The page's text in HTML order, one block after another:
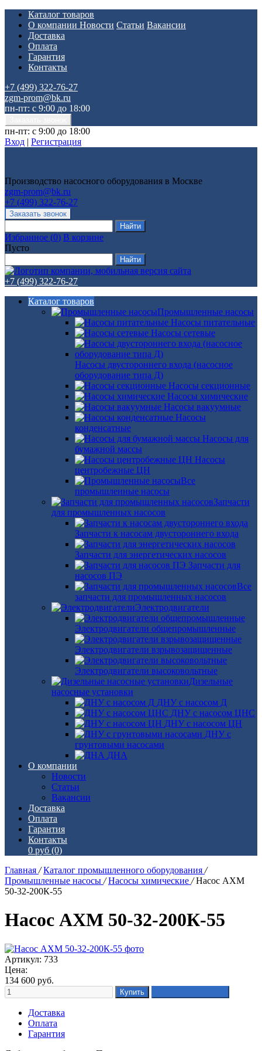
Каталог товаров
О компании Новости Статьи Вакансии
Доставка
Оплата
Гарантия
Контакты
+7 (499) 322-76-27
zgm-prom@bk.ru
пн-пт: с 9:00 до 18:00
пн-пт: с 9:00 до 18:00
Вход | Регистрация
Производство насосного оборудования в Москве
zgm-prom@bk.ru
+7 (499) 322-76-27
Избранное (0) В корзине
Пусто
+7 (499) 322-76-27
Каталог товаров
Промышленные насосы
Насосы питательные
Насосы сетевые
Насосы двустороннего входа (насосное
оборудование типа Д)
Насосы секционные
Насосы химические
Насосы вакуумные
Насосы
конденсатные
Насосы для
бумажной массы
Насосы
центробежные ЦН
Все
промышленные насосы
Запчасти
для промышленных насосов
Запчасти к насосам двустороннего входа
Запчасти для энергетических насосов
Запчасти для
насосов ПЭ
Все
запчасти для промышленных насосов
Электродвигатели
Электродвигатели общепромышленные
Электродвигатели взрывозащищенные
Электродвигатели высоковольтные
Дизельные
насосные установки
ДНУ с насосом Д
ДНУ с насосом ЦНС
ДНУ с насосом ЦН
ДНУ с
грунтовыми насосами
ДНА
О компании
Новости
Статьи
Вакансии
Доставка
Оплата
Гарантия
Контакты
0 руб (0)
Главная / Каталог промышленного оборудования /
Промышленные насосы / Насосы химические / Насос АХМ
50-32-200К-55
Насос АХМ 50-32-200К-55
Артикул: 733
Цена:
134 600 руб.
Доставка
Оплата
Гарантия